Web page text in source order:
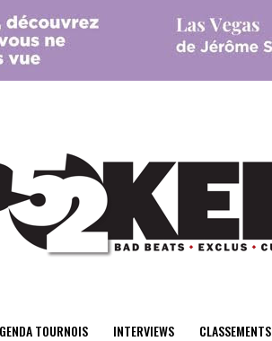
center>
TOURNOIS INTERVIEWS CLASSEMENTS